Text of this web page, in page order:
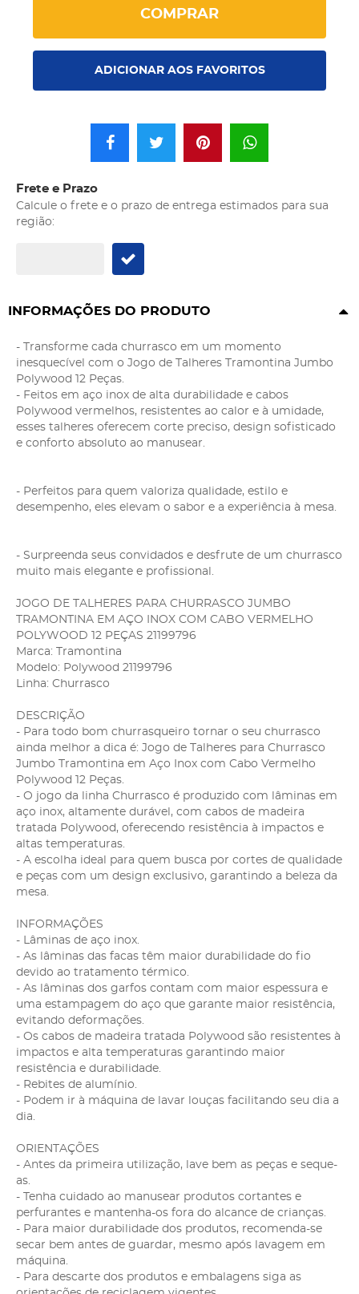
COMPRAR
ADICIONAR AOS FAVORITOS
Frete e Prazo
Calcule o frete e o prazo de entrega estimados para sua
região:
INFORMAÇÕES DO PRODUTO
- Transforme cada churrasco em um momento
inesquecível com o Jogo de Talheres Tramontina Jumbo
Polywood 12 Peças.
- Feitos em aço inox de alta durabilidade e cabos
Polywood vermelhos, resistentes ao calor e à umidade,
esses talheres oferecem corte preciso, design sofisticado
e conforto absoluto ao manusear.
- Perfeitos para quem valoriza qualidade, estilo e
desempenho, eles elevam o sabor e a experiência à mesa.
- Surpreenda seus convidados e desfrute de um churrasco
muito mais elegante e profissional.
JOGO DE TALHERES PARA CHURRASCO JUMBO
TRAMONTINA EM AÇO INOX COM CABO VERMELHO
POLYWOOD 12 PEÇAS 21199796
Marca: Tramontina
Modelo: Polywood 21199796
Linha: Churrasco
DESCRIÇÃO
- Para todo bom churrasqueiro tornar o seu churrasco
ainda melhor a dica é: Jogo de Talheres para Churrasco
Jumbo Tramontina em Aço Inox com Cabo Vermelho
Polywood 12 Peças.
- O jogo da linha Churrasco é produzido com lâminas em
aço inox, altamente durável, com cabos de madeira
tratada Polywood, oferecendo resistência à impactos e
altas temperaturas.
- A escolha ideal para quem busca por cortes de qualidade
e peças com um design exclusivo, garantindo a beleza da
mesa.
INFORMAÇÕES
- Lâminas de aço inox.
- As lâminas das facas têm maior durabilidade do fio
devido ao tratamento térmico.
- As lâminas dos garfos contam com maior espessura e
uma estampagem do aço que garante maior resistência,
evitando deformações.
- Os cabos de madeira tratada Polywood são resistentes à
impactos e alta temperaturas garantindo maior
resistência e durabilidade.
- Rebites de alumínio.
- Podem ir à máquina de lavar louças facilitando seu dia a
dia.
ORIENTAÇÕES
- Antes da primeira utilização, lave bem as peças e seque-
as.
- Tenha cuidado ao manusear produtos cortantes e
perfurantes e mantenha-os fora do alcance de crianças.
- Para maior durabilidade dos produtos, recomenda-se
secar bem antes de guardar, mesmo após lavagem em
máquina.
- Para descarte dos produtos e embalagens siga as